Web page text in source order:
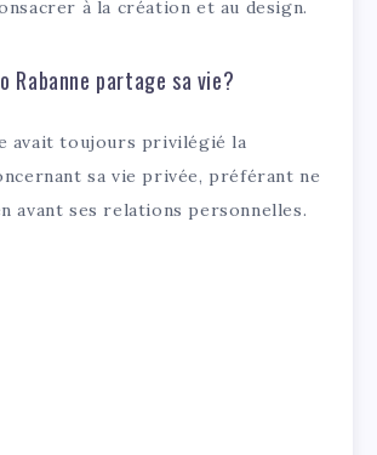
à la création et au design.
Rabanne partage sa vie?
avait toujours privilégié la
sa vie privée, préférant ne
avant ses relations personnelles.